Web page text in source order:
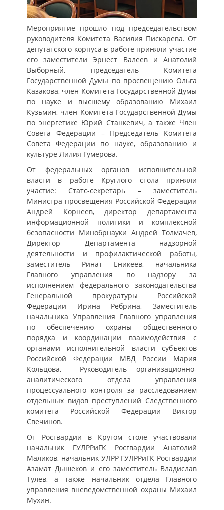
Мероприятие прошло под председательством
руководителя Комитета Василия Пискарева. От
депутатского корпуса в работе приняли участие
его заместители Эрнест Валеев и Анатолий
Выборный, председатель Комитета
Государственной Думы по просвещению Ольга
Казакова, член Комитета Государственной Думы
по науке и высшему образованию Михаил
Кузьмин, член Комитета Государственной Думы
по энергетике Юрий Станкевич, а также Член
Совета Федерации – Председатель Комитета
Совета Федерации по науке, образованию и
культуре Лилия Гумерова.
От федеральных органов исполнительной
власти в работе Круглого стола приняли
участие: Статс-секретарь – заместитель
Министра просвещения Российской Федерации
Андрей Корнеев, директор департамента
информационной политики и комплексной
безопасности Минобрнауки Андрей Толмачев,
Директор Департамента надзорной
деятельности и профилактической работы,
заместитель Ринат Еникеев, начальника
Главного управления по надзору за
исполнением федерального законодательства
Генеральной прокуратуры Российской
Федерации Ирина Ребрина, Заместитель
начальника Управления Главного управления
по обеспечению охраны общественного
порядка и координации взаимодействия с
органами исполнительной власти субъектов
Российской Федерации МВД России Мария
Кольцова, Руководитель организационно-
аналитического отдела управления
процессуального контроля за расследованием
отдельных видов преступлений Следственного
комитета Российской Федерации Виктор
Свечинов.
От Росгвардии в Кругом столе участвовали
начальник ГУЛРРиГК Росгвардии Анатолий
Маликов, начальник УЛРР ГУЛРРиГК Росгвардии
Азамат Дышеков и его заместитель Владислав
Тулев, а также начальник отдела Главного
управления вневедомственной охраны Михаил
Мухин.